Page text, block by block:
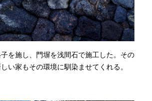
を施し、門塀を浅間石で施工した。その
い家もその環境に馴染ませてくれる。